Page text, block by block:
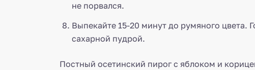
не порвался.
Выпекайте 15-20 минут до румяного цвета.
сахарной пудрой.
Постный осетинский пирог с яблоком и